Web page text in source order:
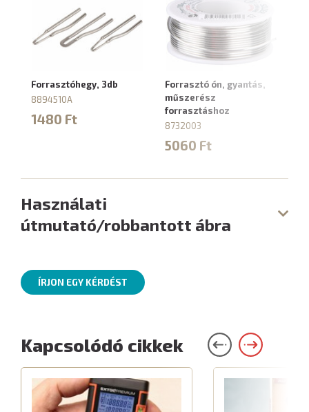
Forrasztóhegy, 3db
8894510A
1480 Ft
Forrasztó ón, gyantás,
műszerész
forrasztáshoz
8732003
5060 Ft
Használati
útmutató/robbantott ábra
ÍRJON EGY KÉRDÉST
Kapcsolódó cikkek